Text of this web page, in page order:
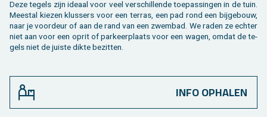
Deze te­gels zijn ide­aal voor veel ver­schil­len­de toe­pas­sin­gen in de tuin.
Mee­st­al kie­zen klus­sers voor een ter­ras, een pad rond een bij­ge­bouw,
naar je voor­deur of aan de rand van een zwem­bad. We raden ze ech­ter
niet aan voor een oprit of par­keer­plaats voor een wagen, omdat de te­
gels niet de juis­te dikte be­zit­ten.
INFO OPHALEN